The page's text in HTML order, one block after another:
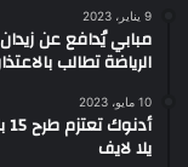
9 يناير، 2023
مبابي يُدافع عن
الرياضة تطالب
10 مايو، 2023
يلا لايف